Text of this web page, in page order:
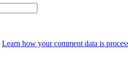
Learn how your comment data is